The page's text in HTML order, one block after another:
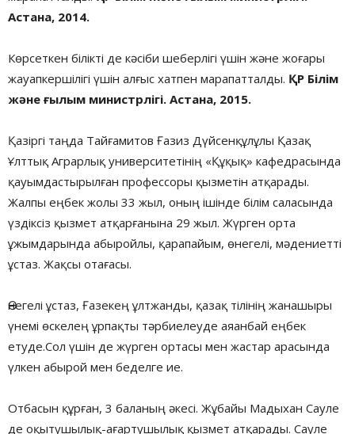
Астана, 2014.
Көрсеткен білікті де кәсіби шеберлігі үшін және жоғары
жауапкершілігі үшін алғыс хатпен марапатталды. ҚР Білім
және ғылым министрлігі. Астана, 2015.
Қазіргі таңда Тайғамитов Ғазиз Дүйсенқұлұлы Қазақ
Ұлттық Аграрлық университетінің «Құқық» кафедрасында
қауымдастырылған профессоры қызметін атқарады.
Жалпы еңбек жолы 33 жыл, оның ішінде білім саласында
үздіксіз қызмет атқарғанына 29 жыл. Жүрген орта
ұжымдарында абыройлы, қарапайым, өнегелі, мәдениетті
ұстаз. Жақсы отағасы.
Өнегелі ұстаз, Ғазекең ұлтжанды, қазақ тілінің жанашыры
үнемі өскелең ұрпақты тәрбиелеуде аяанбай еңбек
етуде.Сол үшін де жүрген ортасы мен жастар арасында
үлкен абырой мен беделге ие.
Отбасын құрған, 3 баланың әкесі. Жұбайы Мадыхан Сауле
де оқытушылық-ағартушылық қызмет атқарады. Сауле